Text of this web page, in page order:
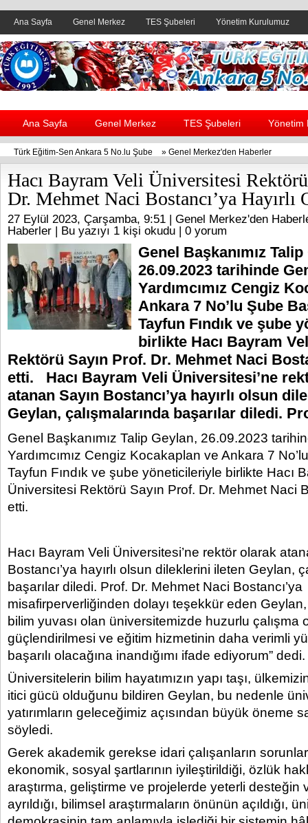
Ana Sayfa Genel Merkez TES Şubeleri Yönetim Kurulumuz
Header yanı reklam alanı
Ana Sayfa Genel Merkez TES Şubeleri Yönetim
Türk Eğitim-Sen Ankara 5 No.lu Şube » Genel Merkez'den Haberler
Hacı Bayram Veli Üniversitesi
Dr. Mehmet Naci Bostancı’ya
27 Eylül 2023, Çarşamba, 9:51 | Genel Merkez'den
Haberler | Bu yazıyı 1 kişi okudu | 0 yorum
Genel Başkanımız
26.09.2023 tarihinde
Yardımcımız Cengiz
Ankara 7 No’lu Şube
Tayfun Fındık ve şube
birlikte Hacı Bayram
Rektörü Sayın Prof. Dr. Mehmet Naci
etti. Hacı Bayram Veli Üniversitesi’ne
atanan Sayın Bostancı’ya hayırlı olsun
Geylan, çalışmalarında başarılar diledi.
Genel Başkanımız Talip Geylan, 26.09.2023
Yardımcımız Cengiz Kocakaplan ve Ankara 7
Tayfun Fındık ve şube yöneticileriyle birlikte Hacı
Üniversitesi Rektörü Sayın Prof. Dr. Mehmet Naci
etti.
Hacı Bayram Veli Üniversitesi’ne rektör olarak
Bostancı’ya hayırlı olsun dileklerini ileten Geylan,
başarılar diledi. Prof. Dr. Mehmet Naci Bostancı’ya
misafirperverliğinden dolayı teşekkür eden
bilim yuvası olan üniversitemizde huzurlu çalışma
güçlendirilmesi ve eğitim hizmetinin daha verimli
başarılı olacağına inandığımı ifade ediyorum” dedi.
Üniversitelerin bilim hayatımızın yapı taşı,
itici gücü olduğunu bildiren Geylan, bu nedenle
yatırımların geleceğimiz açısından büyük öneme
söyledi.
Gerek akademik gerekse idari çalışanların
ekonomik, sosyal şartlarının iyileştirildiği, özlük
araştırma, geliştirme ve projelerde yeterli desteğin
ayrıldığı, bilimsel araştırmaların önünün açıldığı,